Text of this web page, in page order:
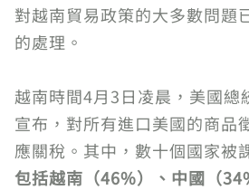
對越南貿易政策的大多數問題
的處理。
越南時間4月3日凌晨，美國
宣布，對所有進口美國的商品
應關稅。其中，數十個國家被
包括越南（46%）、中國（